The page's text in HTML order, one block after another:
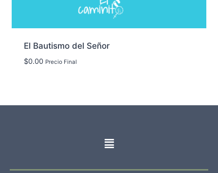
El Bautismo del Señor
$0.00 Precio Final